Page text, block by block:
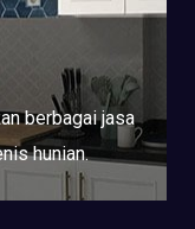
berbagai jasa
hunian.